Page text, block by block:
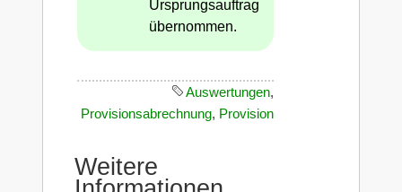
Ursprungsauftrag
übernommen.
Auswertungen,
Provisionsabrechnung, Provision
Weitere